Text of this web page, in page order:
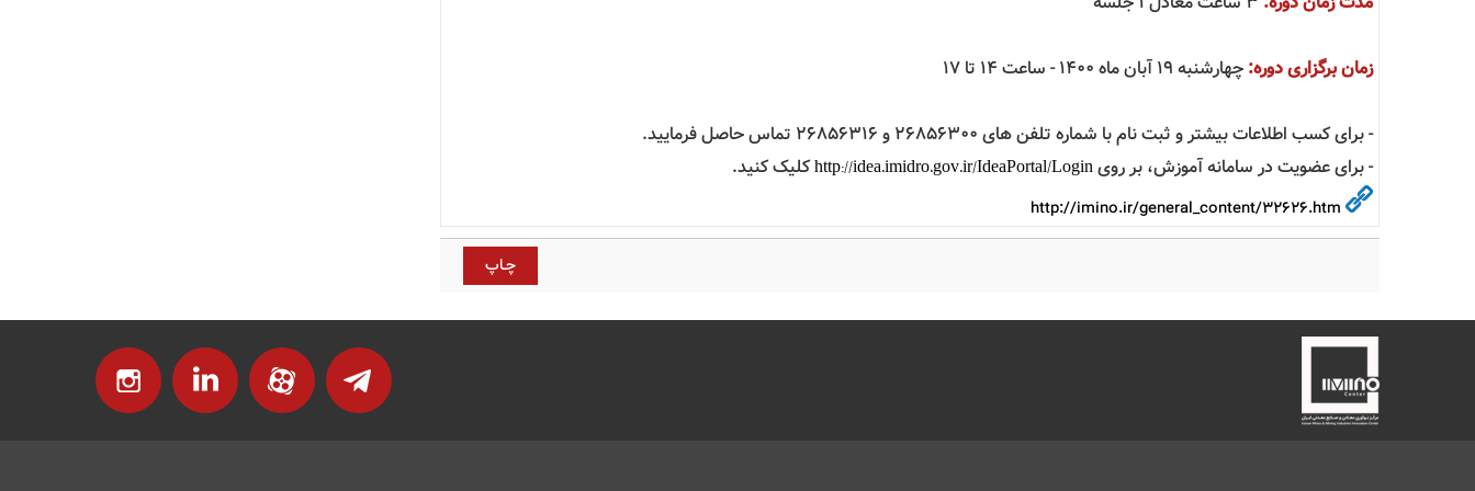
زمان برگزاری دوره: چهارشنبه 19 آبان ماه ۱۴۰۰ - ساعت 14 تا 17
- برای کسب اطلاعات بیشتر و ثبت نام با شماره تلفن های 26856300 و 26856316 تماس حاصل فرمایید.
- برای عضویت در سامانه آموزش، بر روی http://idea.imidro.gov.ir/IdeaPortal/Loginکلیک کنید.